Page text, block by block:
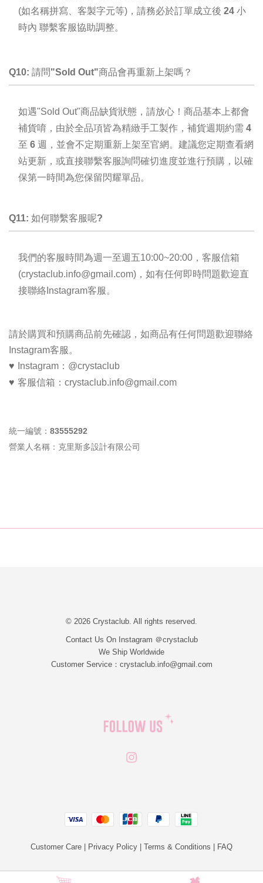
(如名稱拼寫、客製字元等)，請務必於訂單成立後 24 小
時內 聯繫客服協助調整。
Q10: 請問"Sold Out"商品會再重新上架嗎？
如遇"Sold Out"商品缺貨狀態，請放心！ 商品基本上都會
補貨唷，由於全品項皆為精緻手工製作，補貨週期約需 4
至 6 週 ， 並會不定期重新上架至官網。建議您定期查看網
站更新，或直接聯繫客服詢問確切進度並進行預購 ，以確
保第一時間為您保留閃耀單品。
Q11: 如何聯繫客服呢?
我們的客服時間為週一至週五10:00~20:00，客服信箱
(crystaclub.info@gmail.com)， 如有任何即時問題歡迎直
接聯絡Instagram客服。
請於購買和預購商品前先確認，如商品有任何問題歡迎聯絡
Instagram客服。
♥ Instagram：@crystaclub
♥ 客服信箱 ： crystaclub.info@gmail.com
統一編號：83555292
營業人名稱：克里斯多設計有限公司
© 2026 Crystaclub. All rights reserved.
Contact Us On Instagram ＠crystaclub
We Ship Worldwide
Customer Service：crystaclub.info@gmail.com
Visa Master JCB Paypal
Customer Care | Privacy Policy | Terms & Conditions | FAQ